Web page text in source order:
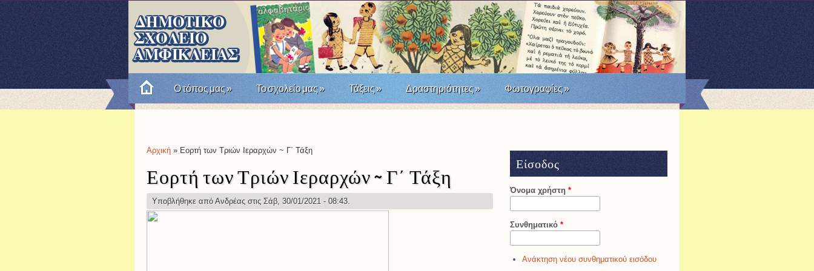
RSS Facebook Twitter
Ο τόπος μας» Το σχολείο μας» Τάξεις» Δραστηριότητες» Φωτογραφίες»
Είστε εδώ
Αρχική » Εορτή των Τριών Ιεραρχών ~ Γ΄ Τάξη
Εορτή των Τριών Ιεραρχών ~ Γ΄ Τάξη
Υποβλήθηκε από Ανδρέας στις Σάβ, 30/01/2021 - 08:43.
Είσοδος
Όνομα χρήστη *
Συνθηματικό *
Ανάκτηση νέου συνθηματικού εισόδου